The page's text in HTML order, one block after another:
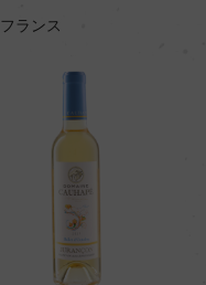
フランス